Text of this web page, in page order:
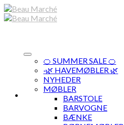
Skip
to
🍊 SUMMER SALE 🍊
·🌿 HAVEMØBLER 🌿
NYHEDER
MØBLER
BARSTOLE
BARVOGNE
BÆNKE